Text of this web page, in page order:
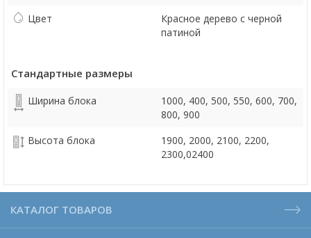
Цвет
Красное дерево с черной
патиной
Стандартные размеры
Ширина блока
1000, 400, 500, 550, 600, 700,
800, 900
Высота блока
1900, 2000, 2100, 2200,
2300,02400
КАТАЛОГ ТОВАРОВ